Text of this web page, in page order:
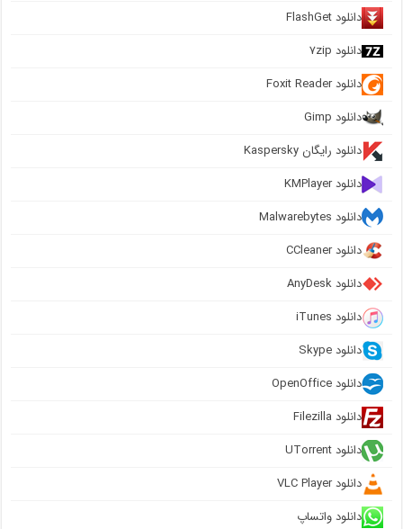
دانلود FlashGet
دانلود ۷zip
دانلود Foxit Reader
دانلود Gimp
دانلود رایگان Kaspersky
دانلود KMPlayer
دانلود Malwarebytes
دانلود CCleaner
دانلود AnyDesk
دانلود iTunes
دانلود Skype
دانلود OpenOffice
دانلود Filezilla
دانلود UTorrent
دانلود VLC Player
دانلود واتساپ